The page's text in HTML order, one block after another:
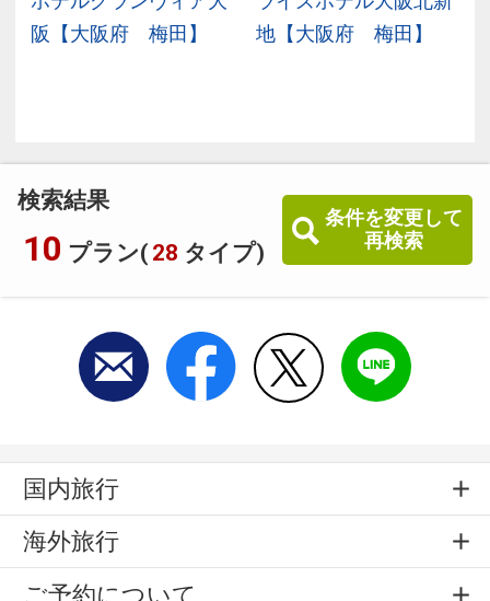
検索結果
10 プラン( 28 タイプ)
条件を変更して
再検索
阪【大阪府 梅田】
地【大阪府 梅田】
国内旅行
海外旅行
ご予約について